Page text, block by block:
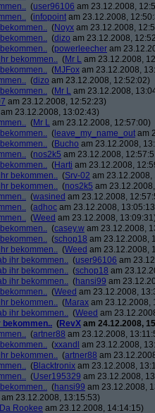
(user96106 am 23.12.2008,
(infopoint am 23.12.2008,
(Noyx am 23.12.2008,
(dizo am 23.12.2008,
(powerleecher am
bekommen.. (Mr L am 23.12.2008,
(MJFox am 23.12.2008,
(dizo am 23.12.2008, 12:52:02)
(Mr L am 23.12.2008,
am 23.12.2008, 12:52:23)
am 23.12.2008, 13:02:43)
(Mr L am 23.12.2008, 12:57:00)
( leave_my_name_out am
(Bucho am 23.12.2008,
(nos2k5 am 23.12.2008,
(Harti am 23.12.2008,
bekommen.. (Srv-02 am 23.12.2008,
bekommen.. (nos2k5 am
(wasined am 23.12.2008,
(adhoc am 23.12.2008,
(Weed am 23.12.2008,
(casey.w am 23.12.2008,
(schop18 am 23.12.2008,
bekommen.. (Weed am 23.12.2008,
ihr bekommen.. (user96106 am
ihr bekommen.. (schop18 am
ihr bekommen.. (hansi99 am
(Weed am 23.12.2008,
bekommen.. (Marax am 23.12.2008,
ihr bekommen.. (Weed am
bekommen.. (RevX am 24.12.2008,
(artner88 am 23.12.2008,
(xxandl am 23.12.2008,
bekommen.. (artner88 am
(Blacktronix am 23.12.2008,
(User195329 am 23.12.2008,
(hansi99 am 23.12.2008,
am 23.12.2008, 13:15:53)
Da Rookee am 23.12.2008, 14:14:15)